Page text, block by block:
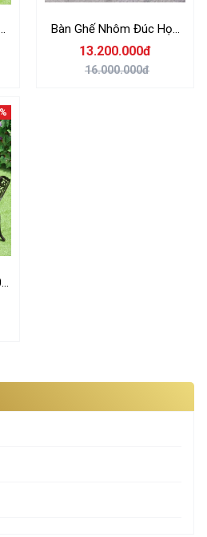
Bàn Ghế Nhôm Đúc Họa
Tiết Loa Kèn Sân Vườn 4
Ghế + 1 Bàn Nhôm Đúc 65
13.200.000đ
16.000.000đ